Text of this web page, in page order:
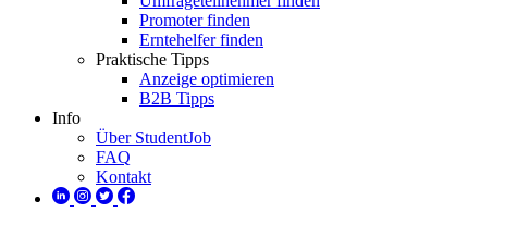
Promoter finden
Erntehelfer finden
Praktische Tipps
Anzeige optimieren
B2B Tipps
Info
Über StudentJob
FAQ
Kontakt